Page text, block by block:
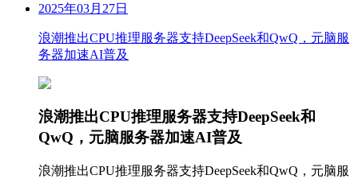
2025年03月27日
浪潮推出CPU推理服务器支持DeepSeek和QwQ，元脑服
务器加速AI普及
浪潮推出CPU推理服务器支持DeepSeek和
QwQ，元脑服务器加速AI普及
浪潮推出CPU推理服务器支持DeepSeek和QwQ，元脑服